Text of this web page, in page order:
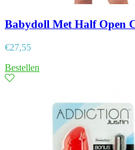
Babydoll Met Half Open
€27,55
Bestellen